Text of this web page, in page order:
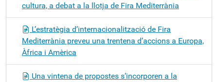
cultura, a debat a la llotja de Fira Mediterrània
L’estratègia d’internacionalització de Fira
Mediterrània preveu una trentena d’accions a Europa,
Àfrica i Amèrica
Una vintena de propostes s’incorporen a la